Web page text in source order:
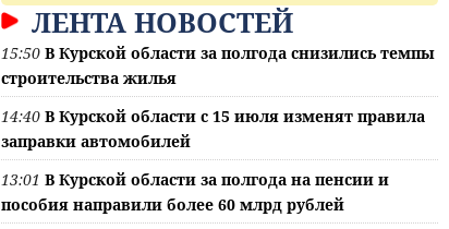
ЛЕНТА НОВОСТЕЙ
15:50 В Курской области за полгода снизились темпы
строительства жилья
14:40 В Курской области с 15 июля изменят правила
заправки автомобилей
13:01 В Курской области за полгода на пенсии и
пособия направили более 60 млрд рублей